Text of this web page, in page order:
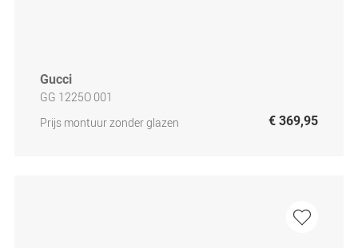
Gucci
GG 1225O 001
Prijs montuur zonder glazen
€ 369,95